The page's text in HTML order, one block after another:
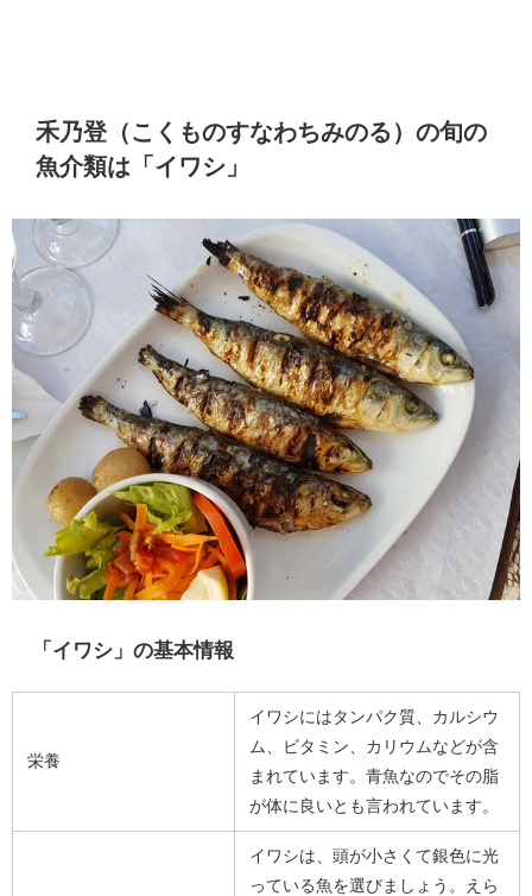
禾乃登（こくものすなわちみのる）の旬の
魚介類は「イワシ」
「イワシ」の基本情報
栄養
イワシにはタンパク質、カルシウ
ム、ビタミン、カリウムなどが含
まれています。青魚なのでその脂
が体に良いとも言われています。
イワシは、頭が小さくて銀色に光
っている魚を選びましょう。えら